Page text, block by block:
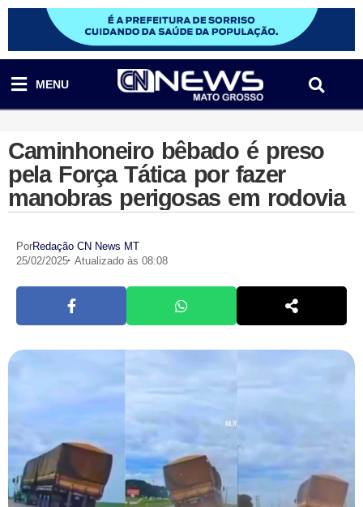
MENU
Caminhoneiro bêbado é preso
pela Força Tática por fazer
manobras perigosas em rodovia
PorRedação CN News MT
25/02/2025 Atualizado às 08:08